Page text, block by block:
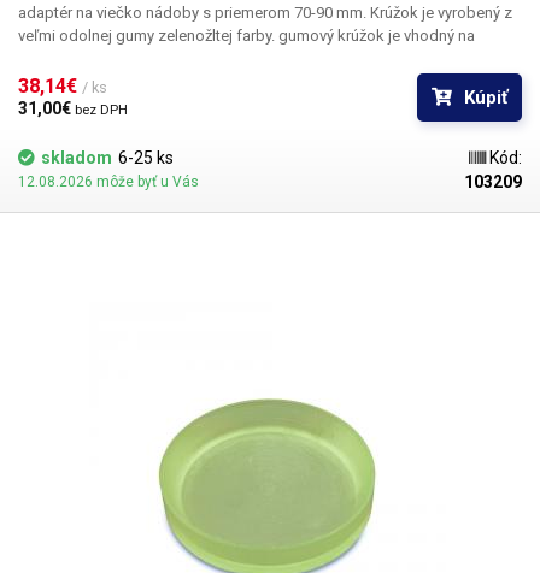
adaptér na viečko nádoby s priemerom 70-90 mm. Krúžok je vyrobený z
veľmi odolnej gumy zelenožltej farby. gumový krúžok je vhodný na
skrutkovacími uzávermi, napr. typ.
38,14€ / ks
31,00€ bez DPH
Kúpiť
skladom 6-25 ks
12.08.2026 môže byť u Vás
Kód:
103209